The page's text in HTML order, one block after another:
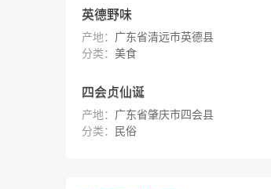
英德野味
产地： 广东省清远市英德县
分类： 美食
四会贞仙诞
产地： 广东省肇庆市四会县
分类： 民俗